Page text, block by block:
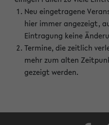
Neu eingetragene
hier immer angezeigt,
Eintragung keine
Termine, die zeitlich
mehr zum alten
gezeigt werden.